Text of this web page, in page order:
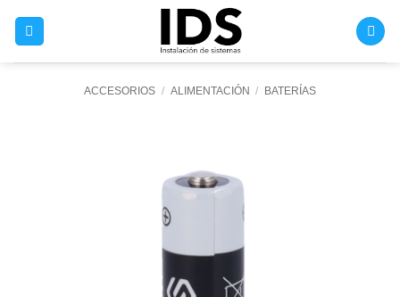
ACCESORIOS / ALIMENTACIÓN / BATERÍAS